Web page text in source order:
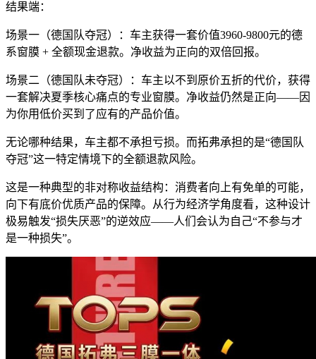
结果端：
场景一（德国队夺冠）：车主获得一套价值3960-9800元的德
系窗膜 + 全额现金退款。净收益为正向的双倍回报。
场景二（德国队未夺冠）：车主以不到原价五折的代价，获得
一套解决夏季核心痛点的专业窗膜。净收益仍然是正向——因
为你用低价买到了应有的产品价值。
无论哪种结果，车主都不承担亏损。而拓弗承担的是“德国队
夺冠”这一特定情境下的全额退款风险。
这是一种典型的非对称收益结构：消费者向上有免单的可能，
向下有底价优质产品的保障。从行为经济学角度看，这种设计
极易触发“损失厌恶”的逆效应——人们会认为自己“不参与才
是一种损失”。